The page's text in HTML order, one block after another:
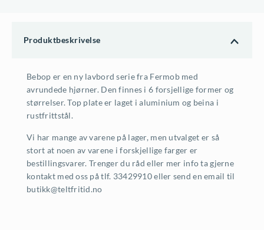
Produktbeskrivelse
Bebop er en ny lavbord serie fra Fermob med
avrundede hjørner. Den finnes i 6 forsjellige former og
størrelser. Top plate er laget i aluminium og beina i
rustfrittstål.
Vi har mange av varene på lager, men utvalget er så
stort at noen av varene i forskjellige farger er
bestillingsvarer. Trenger du råd eller mer info ta gjerne
kontakt med oss på tlf. 33429910 eller send en email til
butikk@teltfritid.no